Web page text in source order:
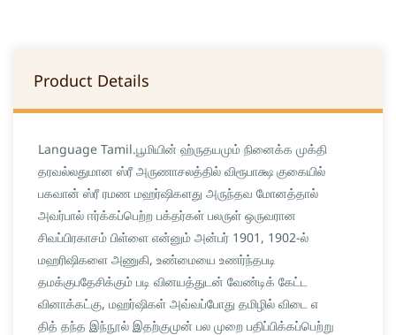
Product Details
Language Tamil.பூமியின் ஹ்ருதயமும் நினைக்க முக்தி
தரவல்லதுமான ஸ்ரீ அருணாசலத்தில் விரூபாக்ஷ குகையில்
பகவான் ஸ்ரீ ரமண மஹர்ஷிகளது அருந்தவ மோனத்தால்
அவர்பால் ஈர்க்கப்பெற்ற பக்தர்கள் பலருள் ஒருவரான
சிவப்பிரகாசம் பிள்ளை என்னும் அன்பர் 1901, 1902-ல்
மஹரிஷிகளை அணுகி, உண்மையை உணர்ந்தபடி
தமக்குபதேசிக்கும் படி வினயத்துடன் வேண்டிக் கேட்ட
வினாக்கட்கு, மஹர்ஷிகள் அவ்வப்போது தமிழில் விடை எ
தித் தந்த இந்நூல் இதற்குமுன் பல முறை பதிப்பிக்கப்பெற்று